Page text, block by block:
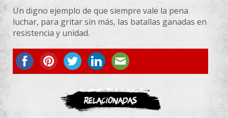
Un digno ejemplo de que siempre vale la pena
luchar, para gritar sin más, las batallas ganadas en
resistencia y unidad.
ASOCIATE
Relacionadas